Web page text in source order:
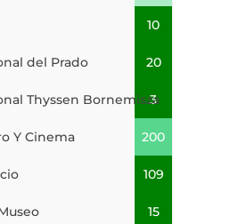
10
del Prado 20
Thyssen Bornemisza
3
Y Cinema 200
109
15